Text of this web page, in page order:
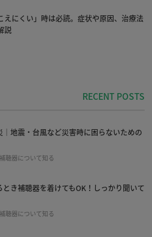
えにくい」時は必読。症状や原因、治療法
説
｜地震・台風など災害時に困らないための
補聴器について知る
とき補聴器を着けてもOK！しっかり聞いて
補聴器について知る